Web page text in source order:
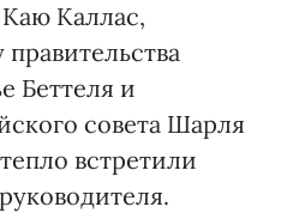
Каллас,
правительства
Беттеля и
совета Шарля
встретили